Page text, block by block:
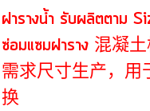
ฝารางน้ำ รับผลิตตาม
ซ่อมแซมฝาราง 混凝
需求尺寸生产，用
换